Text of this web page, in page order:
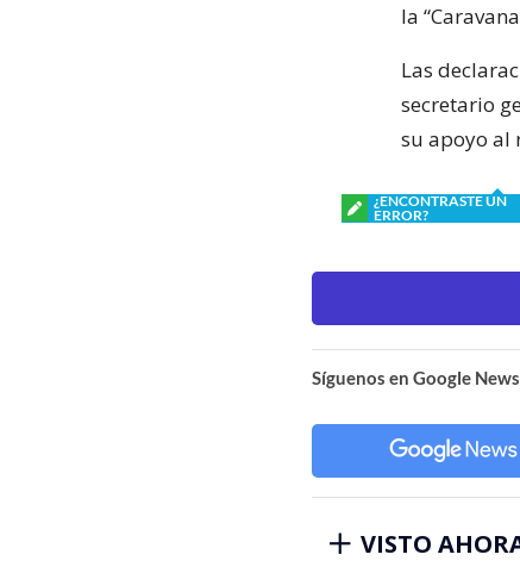
la
Las
secretario
su apoyo al
¿ENCONTRASTE UN
ERROR?
Síguenos en Google
VISTO